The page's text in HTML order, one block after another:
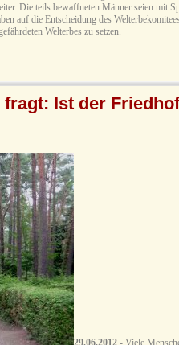
Die teils bewaffneten Männer seien mit
auf die Entscheidung des
Welterbes zu setzen.
Ist der
29.06.2012- Viele